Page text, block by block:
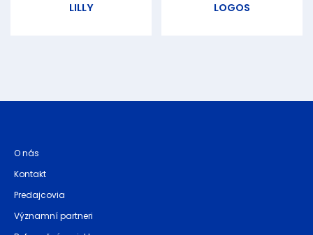
LILLY LOGOS
O nás
Kontakt
Predajcovia
Významní partneri